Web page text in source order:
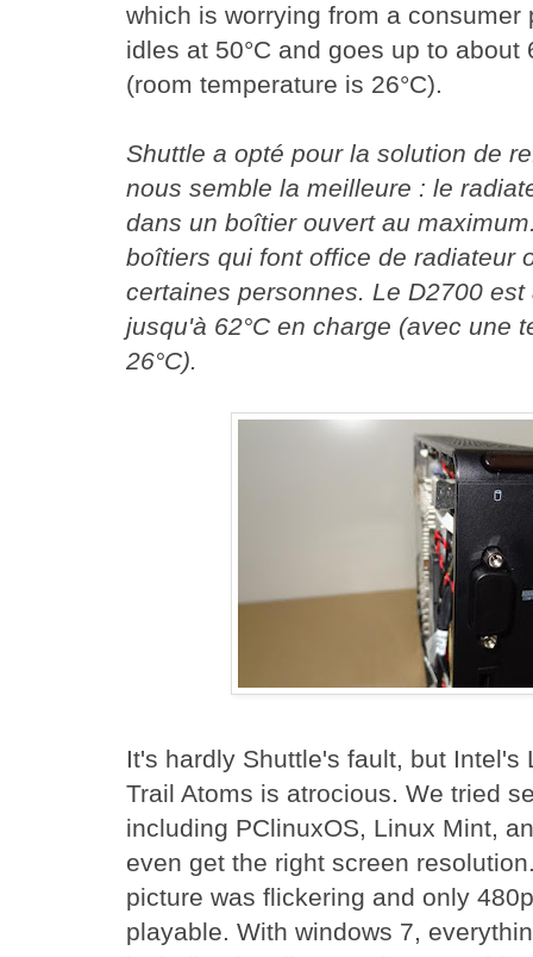
which is worrying from a consumer
idles at 50°C and goes up to about
(room temperature is 26°C).
Shuttle a opté pour la solution de
nous semble la meilleure : le
dans un boîtier ouvert au
boîtiers qui font office de radiateur
certaines personnes. Le D2700
jusqu'à 62°C en charge (avec une
26°C).
It's hardly Shuttle's fault, but Intel's
Trail Atoms is atrocious. We tried
including PClinuxOS, Linux Mint,
even get the right screen
picture was flickering and only
playable. With windows 7,